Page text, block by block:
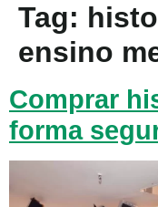
Tag:
ensino
Comprar
forma